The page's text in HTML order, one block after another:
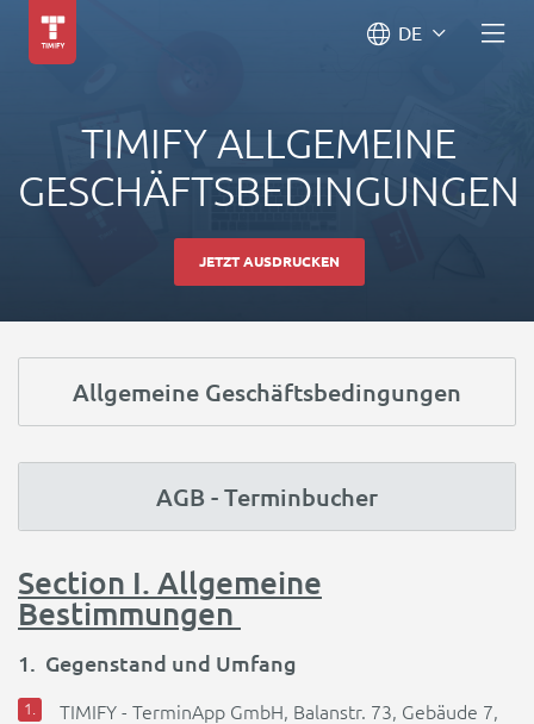
DE
TIMIFY ALLGEMEINE
GESCHÄFTSBEDINGUNGEN
JETZT AUSDRUCKEN
Allgemeine Geschäftsbedingungen
AGB - Terminbucher
Section I. Allgemeine
Bestimmungen
1. Gegenstand und Umfang
TIMIFY - TerminApp GmbH, Balanstr. 73, Gebäude 7,